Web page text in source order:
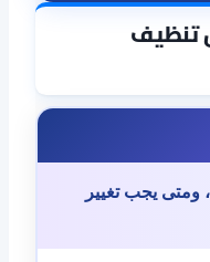
تنظيف
يجب تغيير